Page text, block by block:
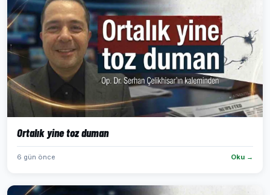
Ortalık yine toz duman
6 gün önce Oku →